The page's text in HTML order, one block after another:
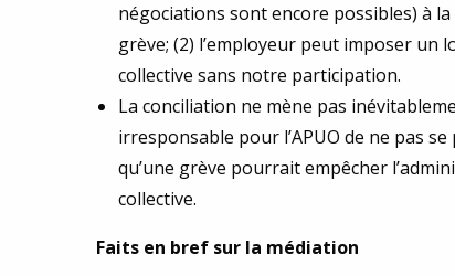
négociations sont encore possibles) à
grève; (2) l’employeur peut imposer un
collective sans notre participation.
La conciliation ne mène pas
irresponsable pour l’APUO de ne pas
qu’une grève pourrait empêcher
collective.
Faits en bref sur la médiation